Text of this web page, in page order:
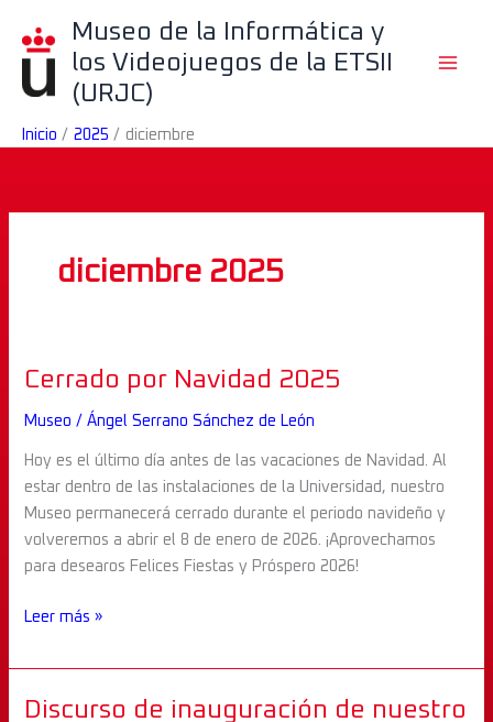
contenido
Museo de la Informática y
los Videojuegos de la ETSII
(URJC)
Inicio 2025 diciembre
diciembre 2025
Cerrado por Navidad 2025
Museo /Ángel Serrano Sánchez de León
Hoy es el último día antes de las vacaciones de Navidad. Al
estar dentro de las instalaciones de la Universidad, nuestro
Museo permanecerá cerrado durante el periodo navideño y
volveremos a abrir el 8 de enero de 2026. ¡Aprovechamos
para desearos Felices Fiestas y Próspero 2026!
Cerrado
Navidad
2025
Leer más »
Discurso de inauguración de nuestro
Discurso
u
a